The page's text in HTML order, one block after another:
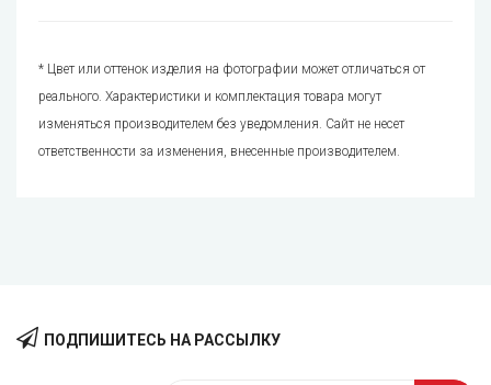
* Цвет или оттенок изделия на фотографии может отличаться от
реального. Характеристики и комплектация товара могут
изменяться производителем без уведомления. Сайт не несет
ответственности за изменения, внесенные производителем.
ПОДПИШИТЕСЬ НА РАССЫЛКУ